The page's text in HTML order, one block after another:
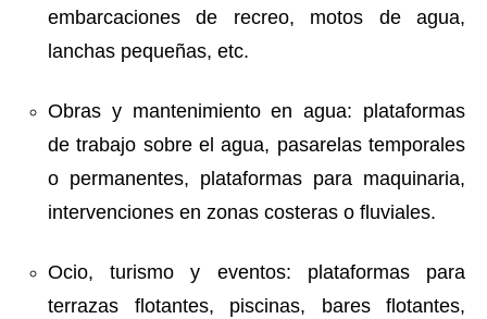
embarcaciones de recreo, motos de agua,
lanchas pequeñas, etc.
Obras y mantenimiento en agua: plataformas
de trabajo sobre el agua, pasarelas temporales
o permanentes, plataformas para maquinaria,
intervenciones en zonas costeras o fluviales.
Ocio, turismo y eventos: plataformas para
terrazas flotantes, piscinas, bares flotantes,